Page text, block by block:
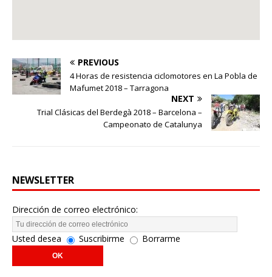
PREVIOUS
4 Horas de resistencia ciclomotores en La Pobla de
Mafumet 2018 – Tarragona
NEXT
Trial Clásicas del Berdegà 2018 – Barcelona –
Campeonato de Catalunya
NEWSLETTER
Dirección de correo electrónico:
Usted desea Suscribirme Borrarme